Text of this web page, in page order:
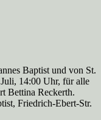
Baptist und von St.
14:00 Uhr, für alle
Bettina Reckerth.
Friedrich-Ebert-Str.